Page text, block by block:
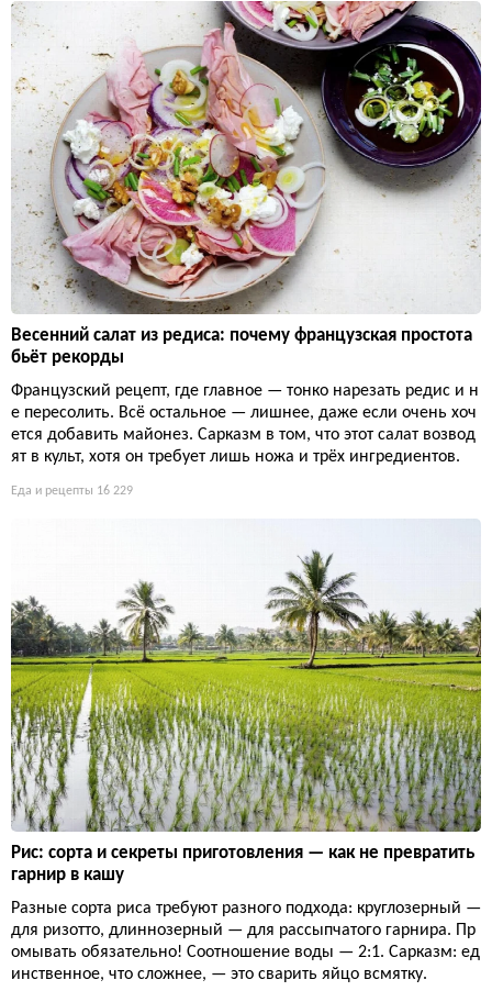
Весенний салат из редиса: почему французская простота
бьёт рекорды
Французский рецепт, где главное — тонко нарезать редис и н
е пересолить. Всё остальное — лишнее, даже если очень хоч
ется добавить майонез. Сарказм в том, что этот салат возвод
ят в культ, хотя он требует лишь ножа и трёх ингредиентов.
Еда и рецепты 16 229
Рис: сорта и секреты приготовления — как не превратить
гарнир в кашу
Разные сорта риса требуют разного подхода: круглозерный —
для ризотто, длиннозерный — для рассыпчатого гарнира. Пр
омывать обязательно! Соотношение воды — 2:1. Сарказм: ед
инственное, что сложнее, — это сварить яйцо всмятку.